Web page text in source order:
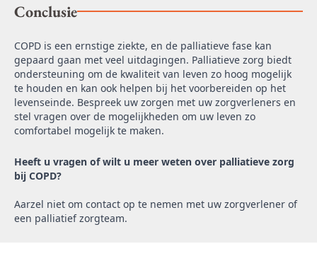
Conclusie
COPD is een ernstige ziekte, en de palliatieve fase kan
gepaard gaan met veel uitdagingen. Palliatieve zorg biedt
ondersteuning om de kwaliteit van leven zo hoog mogelijk
te houden en kan ook helpen bij het voorbereiden op het
levenseinde. Bespreek uw zorgen met uw zorgverleners en
stel vragen over de mogelijkheden om uw leven zo
comfortabel mogelijk te maken.
Heeft u vragen of wilt u meer weten over palliatieve zorg
bij COPD?
Aarzel niet om contact op te nemen met uw zorgverlener of
een palliatief zorgteam.